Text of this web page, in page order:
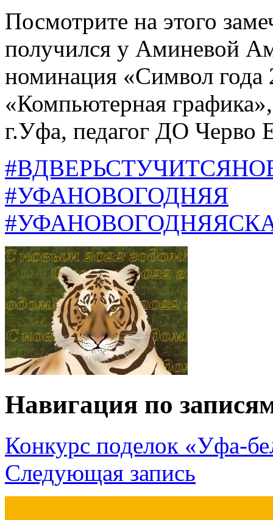
Посмотрите на этого
получился у Аминевой
номинация «Символ года
«Компьютерная
г.Уфа, педагог ДО Черво
#УФАНОВОГОДНЯЯ
Навигация по
Конкурс поделок «Уфа-
Следующая запись